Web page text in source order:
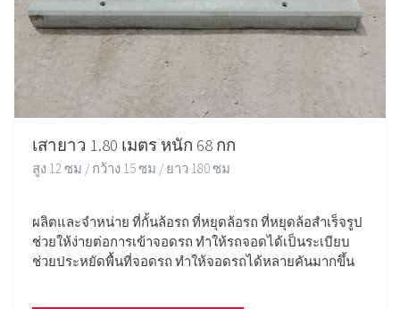
เสายาว 1.80 เมตร หนัก 68 กก
สูง 12 ซม / กว้าง 15 ซม / ยาว 180 ซม
ผลิตและจำหน่าย ที่กั้นล้อรถ ที่หยุดล้อรถ ที่หยุดล้อสำเร็จรูป
ช่วยให้ง่ายต่อการเข้าจอดรถ ทำให้รถจอดได้เป็นระเบียบ
ช่วยประหยัดพื้นที่จอดรถ ทำให้จอดรถได้หลายคันมากขึ้น